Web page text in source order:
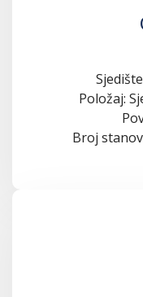
Položaj:
Broj